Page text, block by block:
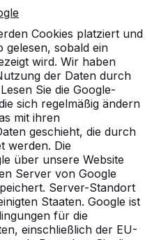
Cookies platziert und
gelesen, sobald ein
wird. Wir haben
der Daten durch
Sie die Google-
sich regelmäßig ändern
mit ihren
geschieht, die durch
werden. Die
über unsere Website
Server von Google
Server-Standort
Staaten. Google ist
für die
einschließlich der EU-